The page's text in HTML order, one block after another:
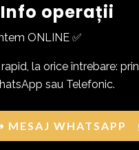
Info operații
✅
la orice întrebare:
sau Telefonic.
MESAJ WHATSAPP